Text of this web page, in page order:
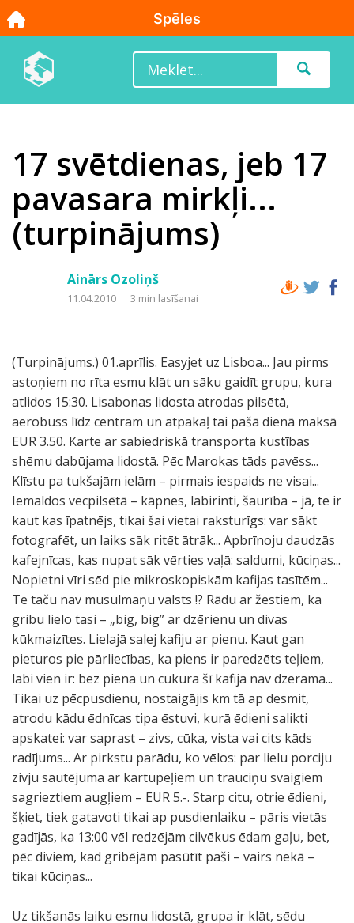
17 svētdienas, jeb 17
pavasara mirkļi...
(turpinājums)
Ainārs Ozoliņš
11.04.2010 3 min lasīšanai
(Turpinājums.) 01.aprīlis. Easyjet uz Lisboa... Jau pirms
astoņiem no rīta esmu klāt un sāku gaidīt grupu, kura
atlidos 15:30. Lisabonas lidosta atrodas pilsētā,
aerobuss līdz centram un atpakaļ tai pašā dienā maksā
EUR 3.50. Karte ar sabiedriskā transporta kustības
shēmu dabūjama lidostā. Pēc Marokas tāds pavēss...
Klīstu pa tukšajām ielām – pirmais iespaids ne visai...
Iemaldos vecpilsētā – kāpnes, labirinti, šaurība – jā, te ir
kaut kas īpatnējs, tikai šai vietai raksturīgs: var sākt
fotografēt, un laiks sāk ritēt ātrāk... Apbrīnoju daudzās
kafejnīcas, kas nupat sāk vērties vaļā: saldumi, kūciņas...
Nopietni vīri sēd pie mikroskopiskām kafijas tasītēm...
Te taču nav musulmaņu valsts !? Rādu ar žestiem, ka
gribu lielo tasi – „big, big” ar dzērienu un divas
kūkmaizītes. Lielajā salej kafiju ar pienu. Kaut gan
pieturos pie pārliecības, ka piens ir paredzēts teļiem,
labi vien ir: bez piena un cukura šī kafija nav dzerama...
Tikai uz pēcpusdienu, nostaigājis km tā ap desmit,
atrodu kādu ēdnīcas tipa ēstuvi, kurā ēdieni salikti
apskatei: var saprast – zivs, cūka, vista vai cits kāds
radījums... Ar pirkstu parādu, ko vēlos: par lielu porciju
zivju sautējuma ar kartupeļiem un trauciņu svaigiem
sagrieztiem augļiem – EUR 5.-. Starp citu, otrie ēdieni,
šķiet, tiek gatavoti tikai ap pusdienlaiku – pāris vietās
gadījās, ka 13:00 vēl redzējām cilvēkus ēdam gaļu, bet,
pēc diviem, kad gribējām pasūtīt paši – vairs nekā –
tikai kūciņas...
Uz tikšanās laiku esmu lidostā, grupa ir klāt, sēdu